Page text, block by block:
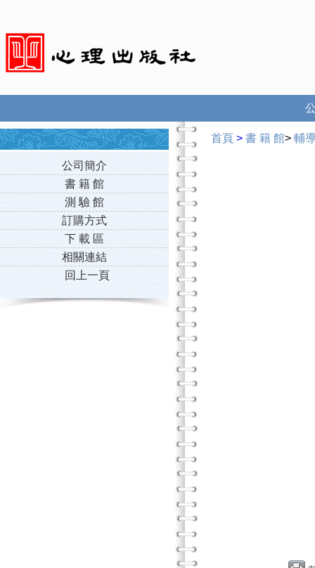
公司簡介
書 籍 館
測 驗 館
訂購方式
下 載 區
相關連結
回上一頁
首頁 > 書 籍 館> 輔